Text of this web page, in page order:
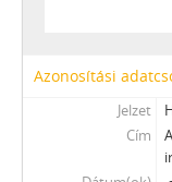
Azonosítási
Jelzet
Cím